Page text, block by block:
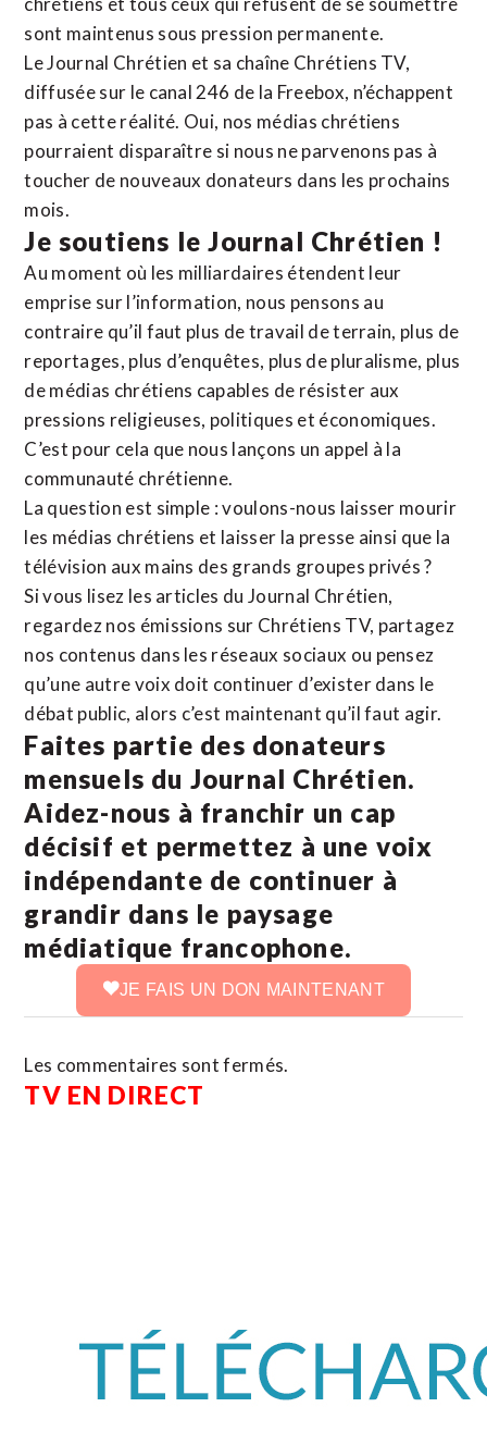
sont maintenus sous pression permanente.
Le Journal Chrétien et sa chaîne Chrétiens TV,
diffusée sur le canal 246 de la Freebox, n’échappent
pas à cette réalité. Oui, nos médias chrétiens
pourraient disparaître si nous ne parvenons pas à
toucher de nouveaux donateurs dans les prochains
mois.
Je soutiens le Journal Chrétien !
Au moment où les milliardaires étendent leur
emprise sur l’information, nous pensons au
contraire qu’il faut plus de travail de terrain, plus de
reportages, plus d’enquêtes, plus de pluralisme, plus
de médias chrétiens capables de résister aux
pressions religieuses, politiques et économiques.
C’est pour cela que nous lançons un appel à la
communauté chrétienne.
La question est simple : voulons-nous laisser mourir
les médias chrétiens et laisser la presse ainsi que la
télévision aux mains des grands groupes privés ?
Si vous lisez les articles du Journal Chrétien,
regardez nos émissions sur Chrétiens TV, partagez
nos contenus dans les réseaux sociaux ou pensez
qu’une autre voix doit continuer d’exister dans le
débat public, alors c’est maintenant qu’il faut agir.
Faites partie des donateurs
mensuels du Journal Chrétien.
Aidez-nous à franchir un cap
décisif et permettez à une voix
indépendante de continuer à
grandir dans le paysage
médiatique francophone.
JE FAIS UN DON MAINTENANT
Les commentaires sont fermés.
TV EN DIRECT